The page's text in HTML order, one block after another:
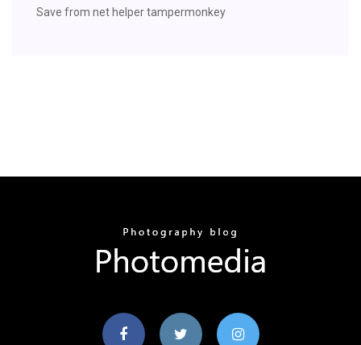
Save from net helper tampermonkey